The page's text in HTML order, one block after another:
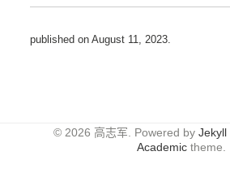
published onAugust 11, 2023.
© 2026 高志军. Powered byJekyll
Academictheme.